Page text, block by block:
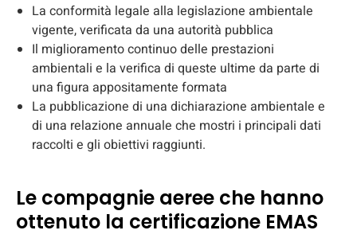
La conformità legale alla legislazione ambientale
vigente, verificata da una autorità pubblica
Il miglioramento continuo delle prestazioni
ambientali e la verifica di queste ultime da parte di
una figura appositamente formata
La pubblicazione di una dichiarazione ambientale e
di una relazione annuale che mostri i principali dati
raccolti e gli obiettivi raggiunti.
Le compagnie aeree che hanno
ottenuto la certificazione EMAS